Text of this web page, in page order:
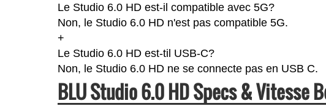
Le Studio 6.0 HD est-il compatible avec 5G?
Non, le Studio 6.0 HD n'est pas compatible 5G.
+
Le Studio 6.0 HD est-til USB-C?
Non, le Studio 6.0 HD ne se connecte pas en USB C.
BLU Studio 6.0 HD Specs & Vitesse